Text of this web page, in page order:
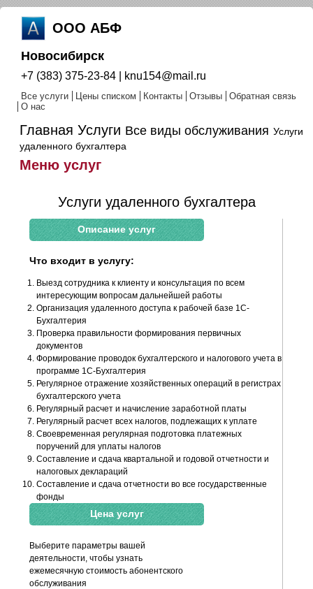
ООО АБФ
+7 (383) 375-23-84 | knu154@mail.ru
Все услуги Цены списком Контакты Отзывы
Обратная связь
О нас
Новосибирск
Главная Услуги Все виды обслуживания Услуги
удаленного бухгалтера
Меню услуг
Услуги удаленного бухгалтера
Описание услуг
Что входит в услугу:
Выезд сотрудника к клиенту и консультация по всем
интересующим вопросам дальнейшей работы
Организация удаленного доступа к рабочей базе 1С-
Бухгалтерия
Проверка правильности формирования первичных
документов
Формирование проводок бухгалтерского и налогового учета в
программе 1С-Бухгалтерия
Регулярное отражение хозяйственных операций в регистрах
бухгалтерского учета
Регулярный расчет и начисление заработной платы
Регулярный расчет всех налогов, подлежащих к уплате
Своевременная регулярная подготовка платежных
поручений для уплаты налогов
Составление и сдача квартальной и годовой отчетности и
налоговых деклараций
Составление и сдача отчетности во все государственные
фонды
Цена услуг
Выберите параметры вашей
деятельности, чтобы узнать
ежемесячную стоимость абонентского
обслуживания